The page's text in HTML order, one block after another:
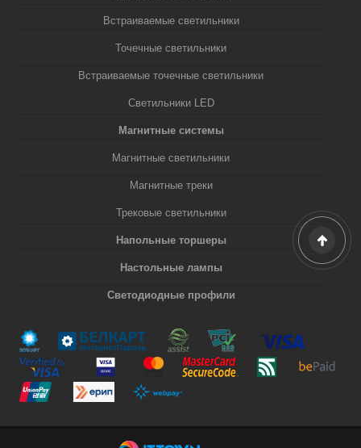
Встраиваемые светильники
Точечные светильники
Встраиваемые точечные светильники
Светильники LED
Магнитные системы
Магнитные светильники
Магнитные треки
Трековые светильники
Напольные торшеры
Настольные лампы
Светодиодные профили